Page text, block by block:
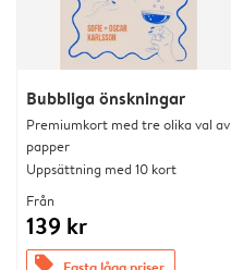
Bubbliga önskningar
Premiumkort med tre olika val av
papper
Uppsättning med 10 kort
Från
139 kr
offers